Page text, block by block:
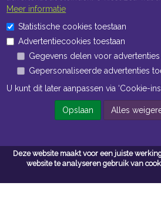
Deze website maakt voor een juiste
website te analyseren gebruik van
Openingstijden Kantoor
Openingstijden Magazijn
Navigatie
Algemene voorwaarden
Privacy
Meer informatie
Statistische cookies toestaan
Advertentiecookies toestaan
Gegevens delen voor advertenties
Gepersonaliseerde advertenties
U kunt dit later aanpassen via ‘Cookie-
Opslaan Alles